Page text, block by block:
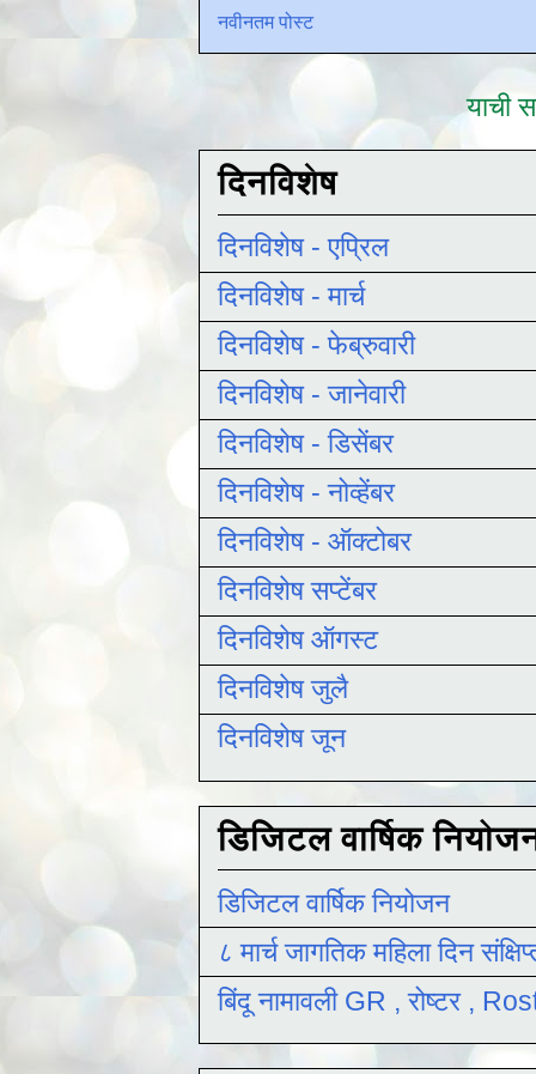
नवीनतम पोस्ट
याची
दिनविशेष
दिनविशेष - एप्रिल
दिनविशेष - मार्च
दिनविशेष - फेब्रुवारी
दिनविशेष - जानेवारी
दिनविशेष - डिसेंबर
दिनविशेष - नोव्हेंबर
दिनविशेष - ऑक्टोबर
दिनविशेष सप्टेंबर
दिनविशेष ऑगस्ट
दिनविशेष जुलै
दिनविशेष जून
डिजिटल वार्षिक
डिजिटल वार्षिक नियोजन
८ मार्च जागतिक महिला दिन
बिंदू नामावली GR , रोष्टर ,